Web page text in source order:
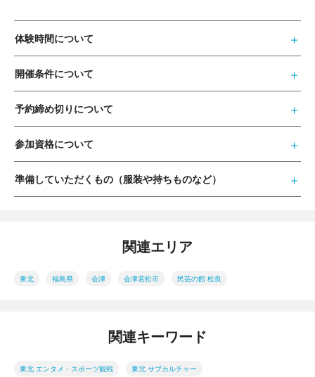
体験時間について
開催条件について
予約締め切りについて
参加資格について
準備していただくもの（服装や持ちものなど）
関連エリア
東北 福島県 会津 会津若松市 民芸の館 松良
関連キーワード
東北 エンタメ・スポーツ観戦 東北 サブカルチャー